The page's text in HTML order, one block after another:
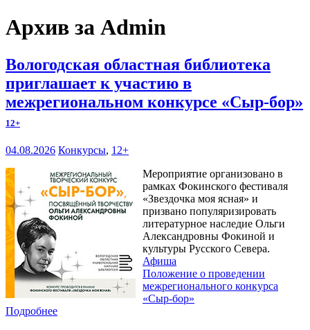
Архив за Admin
Вологодская областная библиотека
приглашает к участию в
межрегиональном конкурсе «Сыр-бор»
12+
04.08.2026 Конкурсы, 12+
Мероприятие организовано в
рамках Фокинского фестиваля
«Звездочка моя ясная» и
призвано популяризировать
литературное наследие Ольги
Александровны Фокиной и
культуры Русского Севера.
Афиша
Положение о проведении
межрегионального конкурса
«Сыр-бор»
Подробнее